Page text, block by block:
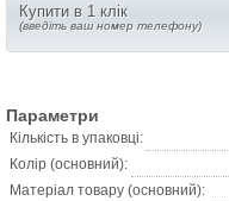
Купити в 1 клік
(введіть ваш номер телефону)
Параметри
Кількість в упаковці:
Колір (основний):
Матеріал товару (основний):